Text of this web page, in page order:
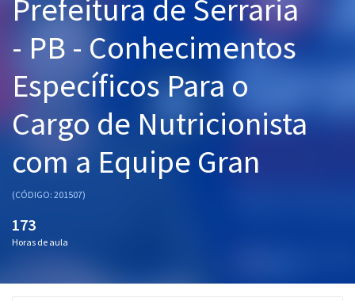
Cursos 20% OFF
Graduação
OAB
Questões grátis
Conteúdo gratuito
Aprovados
Prefeitura de Serraria
- PB - Conhecimentos
Específicos Para o
Cargo de Nutricionista
com a Equipe Gran
(CÓDIGO: 201507)
173
Horas de aula